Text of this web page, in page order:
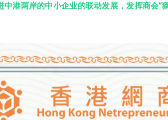
港两岸的中小企业的联动发展，发挥商会“